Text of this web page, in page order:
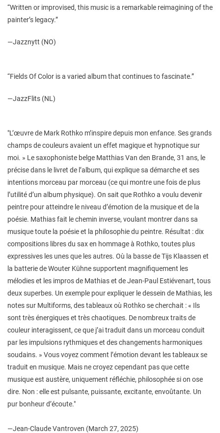
“Written or improvised, this music is a remarkable reimagining of the
painter’s legacy.”
—Jazznytt (NO)
“Fields Of Color is a varied album that continues to fascinate.”
—JazzFlits (NL)
"L’œuvre de Mark Rothko m’inspire depuis mon enfance. Ses grands
champs de couleurs avaient un effet magique et hypnotique sur
moi. » Le saxophoniste belge Matthias Van den Brande, 31 ans, le
précise dans le livret de l’album, qui explique sa démarche et ses
intentions morceau par morceau (ce qui montre une fois de plus
l’utilité d’un album physique). On sait que Rothko a voulu devenir
peintre pour atteindre le niveau d’émotion de la musique et de la
poésie. Mathias fait le chemin inverse, voulant montrer dans sa
musique toute la poésie et la philosophie du peintre. Résultat : dix
compositions libres du sax en hommage à Rothko, toutes plus
expressives les unes que les autres. Où la basse de Tijs Klaassen et
la batterie de Wouter Kühne supportent magnifiquement les
mélodies et les impros de Mathias et de Jean-Paul Estiévenart, tous
deux superbes. Un exemple pour expliquer le dessein de Mathias, les
notes sur Multiforms, des tableaux où Rothko se cherchait : « Ils
sont très énergiques et très chaotiques. De nombreux traits de
couleur interagissent, ce que j’ai traduit dans un morceau conduit
par les impulsions rythmiques et des changements harmoniques
soudains. » Vous voyez comment l’émotion devant les tableaux se
traduit en musique. Mais ne croyez cependant pas que cette
musique est austère, uniquement réfléchie, philosophée si on ose
dire. Non : elle est pulsante, puissante, excitante, envoûtante. Un
pur bonheur d’écoute."
—Jean-Claude Vantroven (March 27, 2025)